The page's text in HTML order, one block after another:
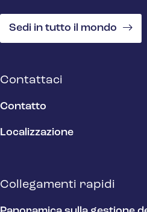
Sedi in tutto il mondo
Contattaci
Contatto
Localizzazione
Collegamenti rapidi